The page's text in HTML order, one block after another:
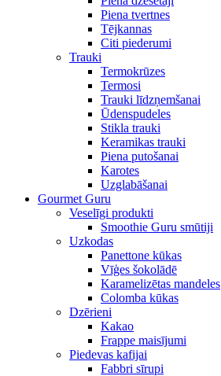
Piena tvertnes
Tējkannas
Citi piederumi
Trauki
Termokrūzes
Termosi
Trauki līdzņemšanai
Ūdenspudeles
Stikla trauki
Keramikas trauki
Piena putošanai
Karotes
Uzglabāšanai
Gourmet Guru
Veselīgi produkti
Smoothie Guru smūtiji
Uzkodas
Panettone kūkas
Vīģes šokolādē
Karamelizētas mandeles
Colomba kūkas
Dzērieni
Kakao
Frappe maisījumi
Piedevas kafijai
Fabbri sīrupi